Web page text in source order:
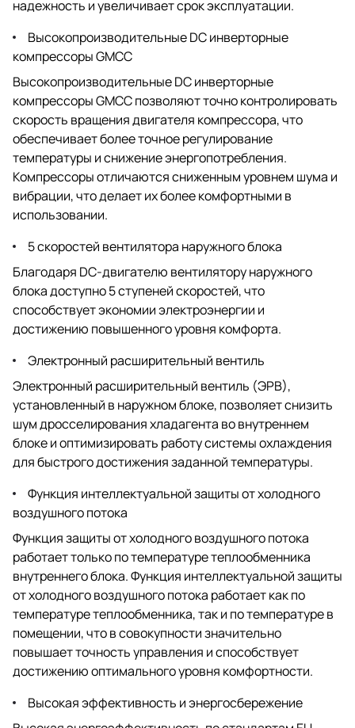
надежность и увеличивает срок эксплуатации.
Высокопроизводительные DC инверторные
компрессоры GMCC
Высокопроизводительные DC инверторные
компрессоры GMCC позволяют точно контролировать
скорость вращения двигателя компрессора, что
обеспечивает более точное регулирование
температуры и снижение энергопотребления.
Компрессоры отличаются сниженным уровнем шума и
вибрации, что делает их более комфортными в
использовании.
5 скоростей вентилятора наружного блока
Благодаря DC-двигателю вентилятору наружного
блока доступно 5 ступеней скоростей, что
способствует экономии электроэнергии и
достижению повышенного уровня комфорта.
Электронный расширительный вентиль
Электронный расширительный вентиль (ЭРВ),
установленный в наружном блоке, позволяет снизить
шум дросселирования хладагента во внутреннем
блоке и оптимизировать работу системы охлаждения
для быстрого достижения заданной температуры.
Функция интеллектуальной защиты от холодного
воздушного потока
Функция защиты от холодного воздушного потока
работает только по температуре теплообменника
внутреннего блока. Функция интеллектуальной защиты
от холодного воздушного потока работает как по
температуре теплообменника, так и по температуре в
помещении, что в совокупности значительно
повышает точность управления и способствует
достижению оптимального уровня комфортности.
Высокая эффективность и энергосбережение